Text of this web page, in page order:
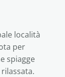
località
per
spiagge